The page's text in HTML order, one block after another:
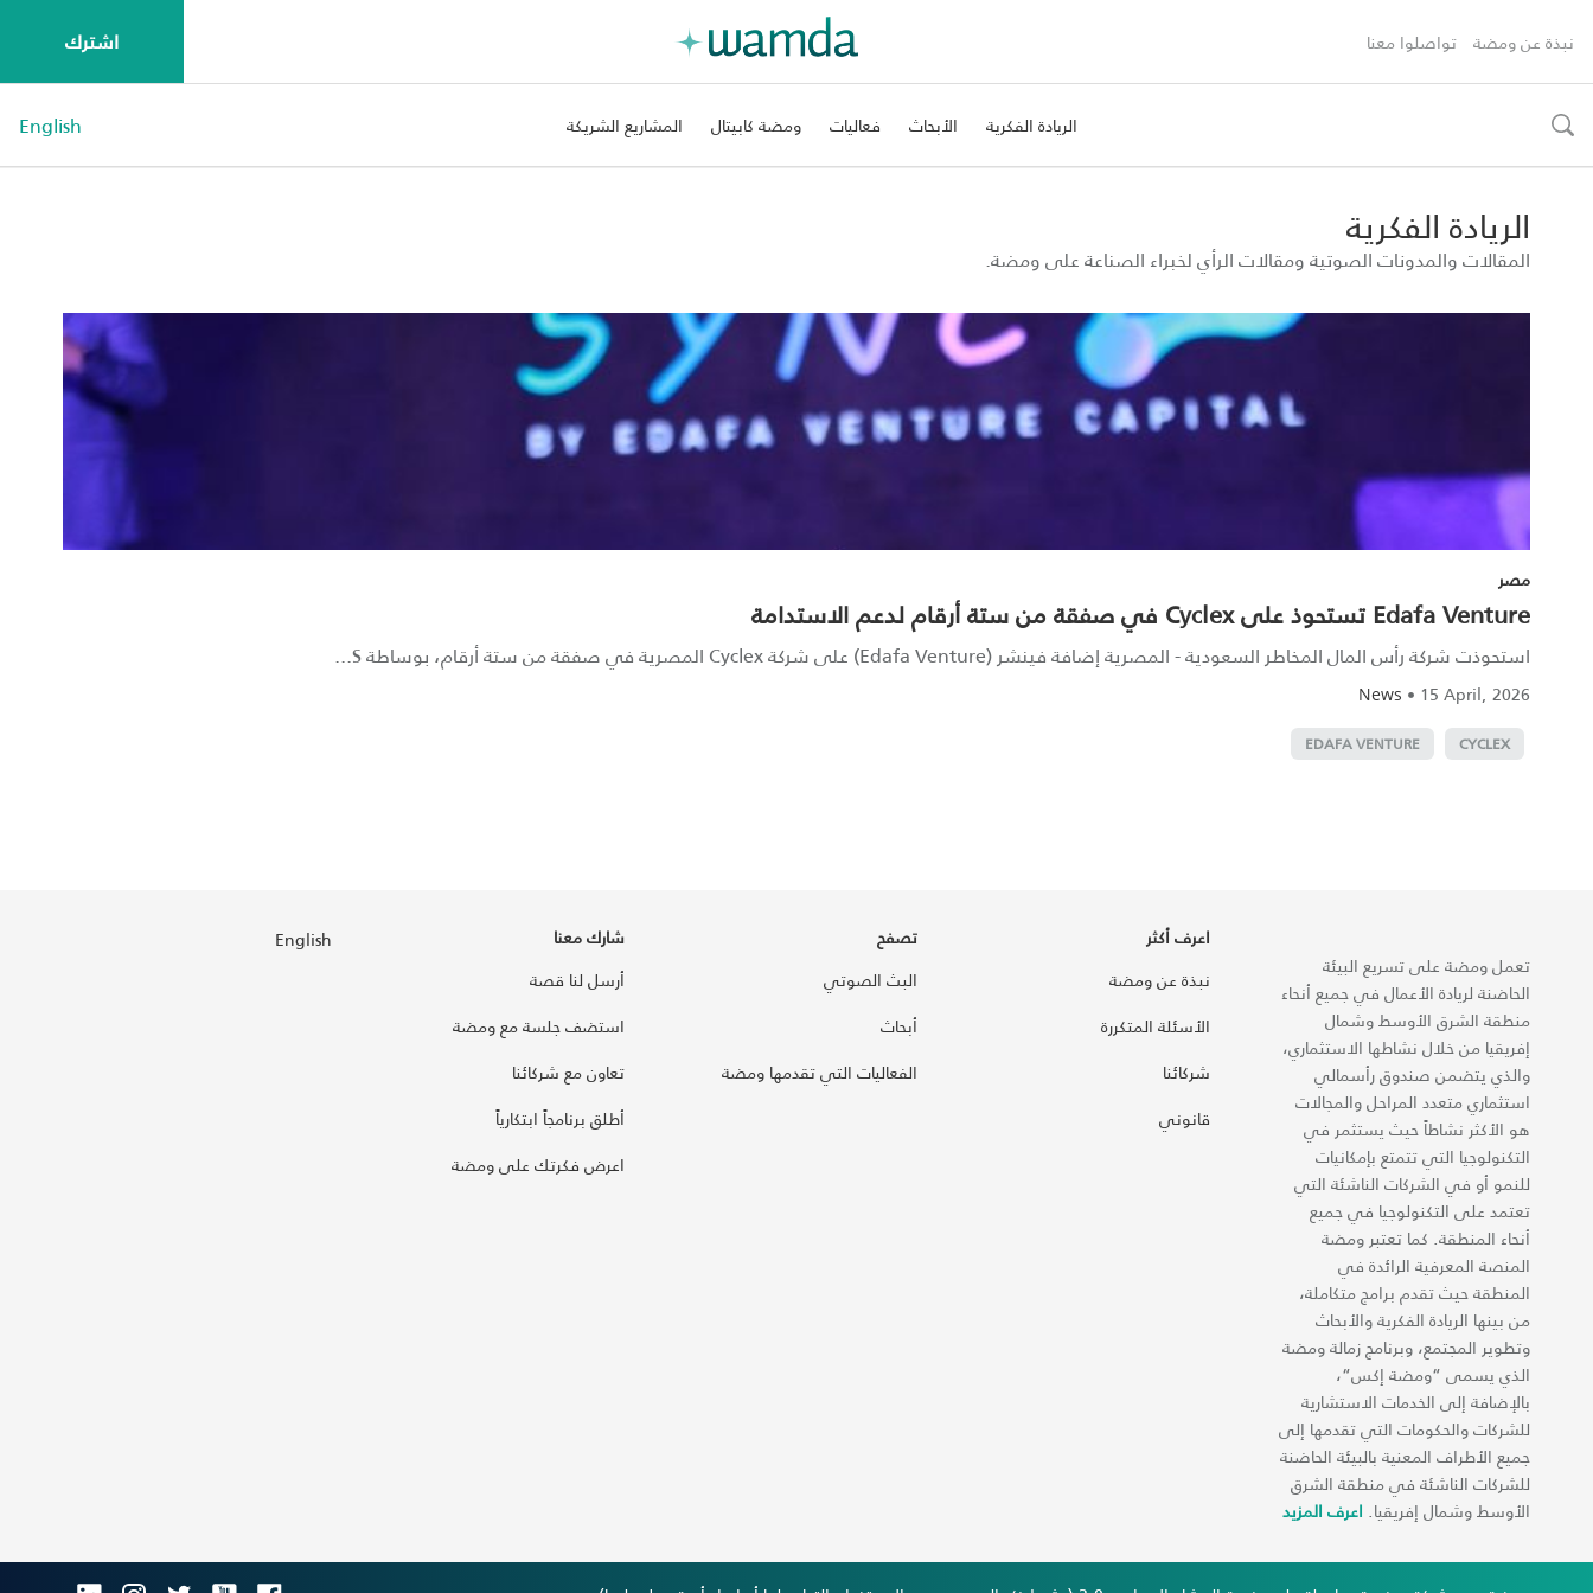
نبذة عن ومضة تواصلوا معنا اشترك
toggle
الريادة الفكرية الأبحاث فعاليات ومضة كابيتال المشاريع الشريكة English
الريادة الفكرية
المقالات والمدونات الصوتية ومقالات الرأي لخبراء الصناعة على ومضة.
مصر
Edafa Venture تستحوذ على Cyclex في صفقة من ستة أرقام لدعم الاستدامة
استحوذت شركة رأس المال المخاطر السعودية - المصرية إضافة فينشر (Edafa Venture) على شركة Cyclex المصرية في صفقة من ستة أرقام، بوساطة S...
News • 15 April, 2026
CYCLEX
EDAFA VENTURE
تعمل ومضة على تسريع البيئة
الحاضنة لريادة الأعمال في جميع أنحاء
منطقة الشرق الأوسط وشمال
إفريقيا من خلال نشاطها الاستثماري،
والذي يتضمن صندوق رأسمالي
استثماري متعدد المراحل والمجالات
هو الأكثر نشاطاً حيث يستثمر في
التكنولوجيا التي تتمتع بإمكانيات
للنمو أو في الشركات الناشئة التي
تعتمد على التكنولوجيا في جميع
أنحاء المنطقة. كما تعتبر ومضة
المنصة المعرفية الرائدة في
المنطقة حيث تقدم برامج متكاملة،
من بينها الريادة الفكرية والأبحاث
وتطوير المجتمع، وبرنامج زمالة ومضة
الذي يسمى “ومضة إكس“،
بالإضافة إلى الخدمات الاستشارية
للشركات والحكومات التي تقدمها إلى
جميع الأطراف المعنية بالبيئة الحاضنة
للشركات الناشئة في منطقة الشرق
الأوسط وشمال إفريقيا. اعرف المزيد
اعرف أكثر
نبذة عن ومضة
الأسئلة المتكررة
شركائنا
قانوني
تصفح
البث الصوتي
أبحاث
الفعاليات التي تقدمها ومضة
شارك معنا
أرسل لنا قصة
استضف جلسة مع ومضة
تعاون مع شركائنا
أطلق برنامجاً ابتكارياً
اعرض فكرتك على ومضة
English